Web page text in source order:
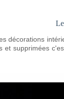
décorations
et supprimées